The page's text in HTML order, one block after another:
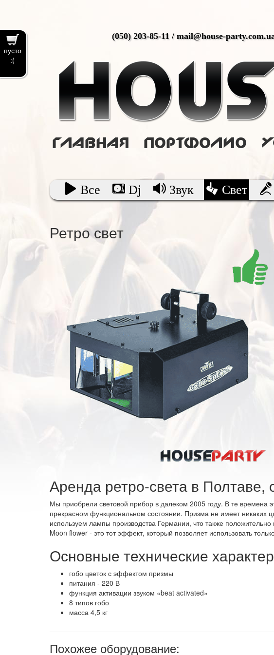
пусто
:(
(050) 203-85-11 / mail@house-
Главная Портфолио
Все Dj Звук Свет
Ретро свет
Аренда ретро-света в Полтаве,
Мы приобрели световой прибор в далеком 2005 году. В те времена
прекрасном функциональном состоянии. Призма не имеет никаких
используем лампы производства Германии, что также
Moon flower - это тот эффект, который позволяет использовать
Основные технические
гобо цветок с эффектом призмы
питания - 220 В
функция активации звуком «beat activated»
8 типов гобо
масса 4,5 кг
Похожее оборудование: